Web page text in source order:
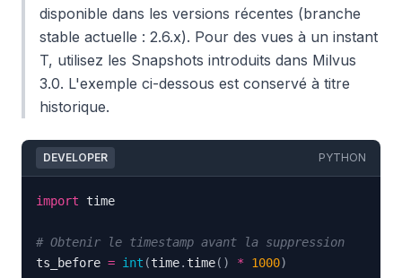
disponible dans les versions récentes (branche
stable actuelle : 2.6.x). Pour des vues à un instant
T, utilisez les Snapshots introduits dans Milvus
3.0. L'exemple ci-dessous est conservé à titre
historique.
DEVELOPER PYTHON
import
# Obtenir le timestamp avant la suppression
ts_before = int (time. time( ) * 1000)